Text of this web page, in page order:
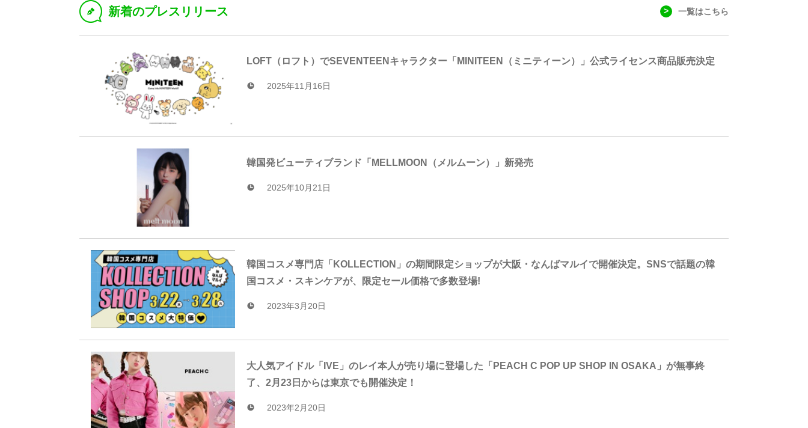
D 新着のプレスリリース 一覧はこちら
LOFT（ロフト）でSEVENTEENキャラクター「MINITEEN（ミニティーン）」公式ライセンス商品販売決定
2025年11月16日
韓国発ビューティブランド「MELLMOON（メルムーン）」新発売
2025年10月21日
韓国コスメ専門店「KOLLECTION」の期間限定ショップが大阪・なんばマルイで開催決定。SNSで話題の韓
国コスメ・スキンケアが、限定セール価格で多数登場!
2023年3月20日
大人気アイドル「IVE」のレイ本人が売り場に登場した「PEACH C POP UP SHOP IN OSAKA」が無事終
了、2月23日からは東京でも開催決定！
2023年2月20日